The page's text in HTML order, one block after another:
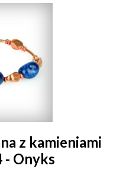
z kamieniami
- Onyks